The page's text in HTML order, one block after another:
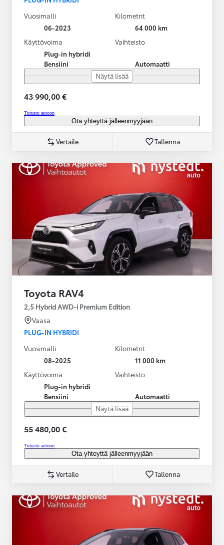
Vuosimalli
06-2023
Kilometrit
64 000 km
Käyttövoima
Plug-in hybridi
Bensiini
Vaihteisto
Automaatti
Näytä lisää
43 990,00 €
Tutustu autoon
Ota yhteyttä jälleenmyyjään
Vertaile Tallenna
Toyota RAV4
2,5 Hybrid AWD-i Premium Edition
Vaasa
PLUG-IN HYBRIDI
Vuosimalli
08-2025
Kilometrit
11 000 km
Käyttövoima
Plug-in hybridi
Bensiini
Vaihteisto
Automaatti
Näytä lisää
55 480,00 €
Tutustu autoon
Ota yhteyttä jälleenmyyjään
Vertaile Tallenna